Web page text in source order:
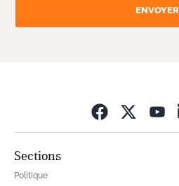
ENVOYER
Sections
Politique